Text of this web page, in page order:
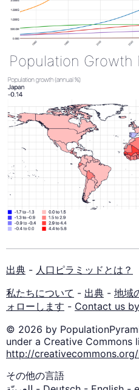
Population Growth
出典 - 人口ピラミッドとは？
私たちについて - 出典 - 地域
ォローします - Contact us
© 2026 by
under a Creative Commons
http://
その他の言語